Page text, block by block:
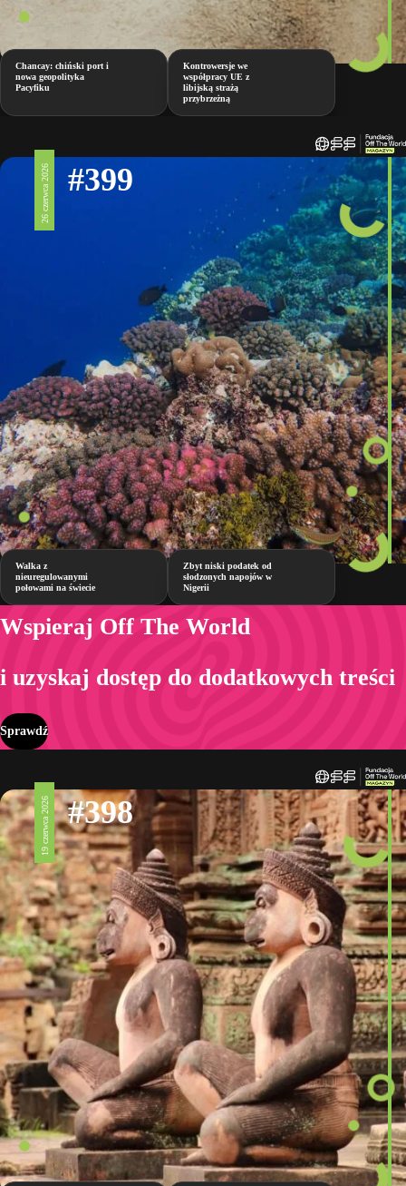
Chancay: chiński port i
nowa geopolityka
Pacyfiku
Kontrowersje we
współpracy UE z
libijską strażą
przybrzeżną
26 czerwca 2026 #399
Walka z
nieuregulowanymi
połowami na świecie
Zbyt niski podatek od
słodzonych napojów w
Nigerii
Wspieraj Off The World
i uzyskaj dostęp do dodatkowych treści
Sprawdź
19 czerwca 2026 #398